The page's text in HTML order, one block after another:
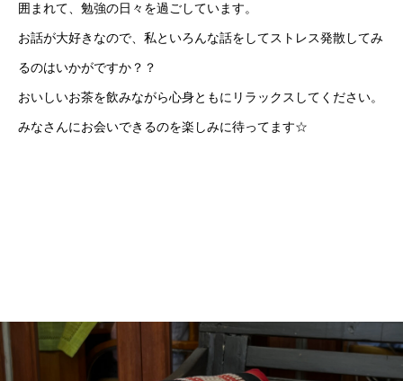
囲まれて、勉強の日々を過ごしています。
お話が大好きなので、私といろんな話をしてストレス発散してみ
るのはいかがですか？？
おいしいお茶を飲みながら心身ともにリラックスしてください。
みなさんにお会いできるのを楽しみに待ってます☆